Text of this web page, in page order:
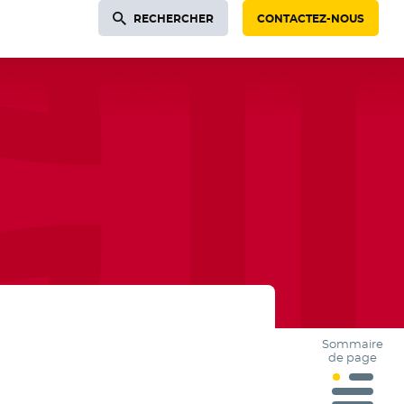
RECHERCHER CONTACTEZ-NOUS
Sommaire
de page